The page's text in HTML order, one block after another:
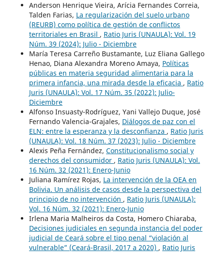
Anderson Henrique Vieira, Arícia Fernandes Correia,
Talden Farias, La regularización del suelo urbano
(REURB) como política de gestión de conflictos
territoriales en Brasil , Ratio Juris (UNAULA): Vol. 19
Núm. 39 (2024): Julio - Diciembre
María Teresa Carreño Bustamante, Luz Eliana Gallego
Henao, Diana Alexandra Moreno Amaya, Políticas
públicas en materia seguridad alimentaria para la
primera infancia, una mirada desde la eficacia , Ratio
Juris (UNAULA): Vol. 17 Núm. 35 (2022): Julio-
Diciembre
Alfonso Insuasty-Rodríguez, Yani Vallejo Duque, José
Fernando Valencia-Grajales, Diálogos de paz con el
ELN: entre la esperanza y la desconfianza , Ratio Juris
(UNAULA): Vol. 18 Núm. 37 (2023): Julio - Diciembre
Alexis Peña Fernández, Constitucionalismo social y
derechos del consumidor , Ratio Juris (UNAULA): Vol.
16 Núm. 32 (2021): Enero-Junio
Juliana Ramírez Rojas, La intervención de la OEA en
Bolivia. Un análisis de casos desde la perspectiva del
principio de no intervención , Ratio Juris (UNAULA):
Vol. 16 Núm. 32 (2021): Enero-Junio
Irlena Maria Malheiros da Costa, Homero Chiaraba,
Decisiones judiciales en segunda instancia del poder
judicial de Ceará sobre el tipo penal “violación al
vulnerable” (Ceará-Brasil, 2017 a 2020) , Ratio Juris